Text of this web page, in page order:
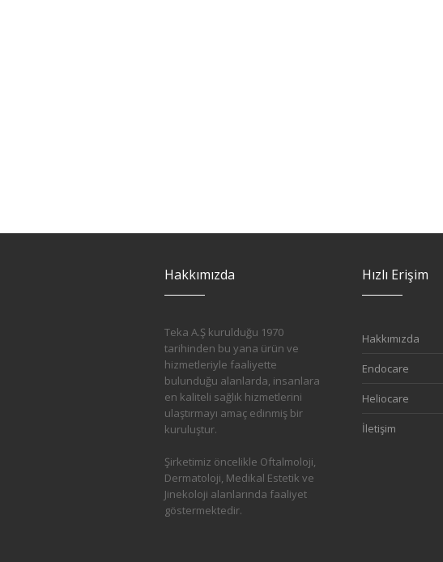
Hakkımızda
Teka A.Ş kurulduğu 1970
tarihinden bu yana ürün ve
hizmetleriyle faaliyette
bulunduğu alanlarda, insanlara
en kaliteli sağlık hizmetlerini
ulaştırmayı amaç edinmiş bir
kuruluştur.
Şirketimiz öncelikle Oftalmoloji,
Dermatoloji, Medikal Estetik ve
Jinekoloji alanlarında faaliyet
göstermektedir.
Hızlı Erişim
Hakkımızda
Endocare
Heliocare
İletişim